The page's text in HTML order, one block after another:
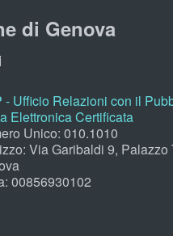
di Genova
- Ufficio Relazioni con il
Elettronica Certificata
Unico: 010.1010
Via Garibaldi 9, Palazzo
00856930102